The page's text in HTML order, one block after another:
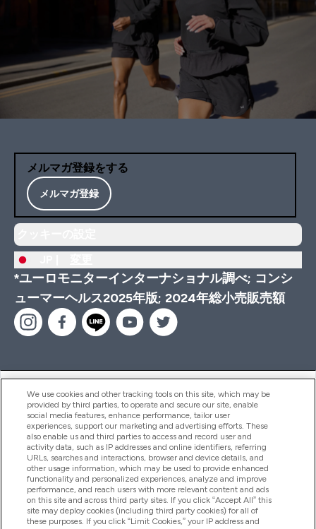
メルマガ登録をする
メルマガ登録
*ユーロモニターインターナショナル調べ; コンシ
ューマーヘルス2025年版; 2024年総小売販売額
ヘルプ＆ガイド
商品について
会社概要
We use cookies and other tracking tools on this site, which may be
provided by third parties, to operate and secure our site, enable
social media features, enhance performance, tailor user
experiences, support our marketing and advertising efforts. These
also enable us and third parties to access and record user and
activity data, such as IP addresses and online identifiers, referring
URLs, searches and interactions, browser and device details, and
other usage information, which may be used to provide enhanced
functionality and personalized experiences, analyze and improve
performance, and reach users with more relevant content and ads
on this site and across third party sites. If you click “Accept All” this
site may deploy cookies (including third party cookies) for all of
these purposes. If you click “Limit Cookies,” your IP address and